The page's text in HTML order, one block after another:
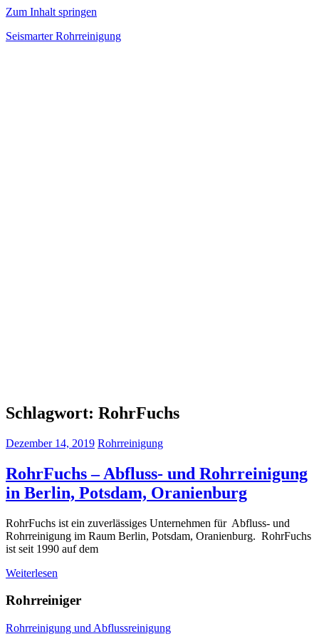
Zum Inhalt springen
Seismarter Rohrreinigung
Schlagwort: RohrFuchs
Dezember 14, 2019 Rohrreinigung
RohrFuchs – Abfluss- und Rohrreinigung
in Berlin, Potsdam, Oranienburg
RohrFuchs ist ein zuverlässiges Unternehmen für Abfluss- und
Rohrreinigung im Raum Berlin, Potsdam, Oranienburg. RohrFuchs
ist seit 1990 auf dem
Weiterlesen
Rohrreiniger
Rohrreinigung und Abflussreinigung